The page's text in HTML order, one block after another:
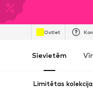
Outlet
Sievietēm
Limitētas